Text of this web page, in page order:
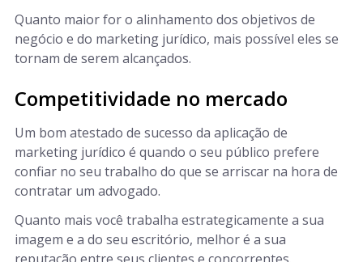
Quanto maior for o alinhamento dos objetivos de
negócio e do marketing jurídico, mais possível eles se
tornam de serem alcançados.
Competitividade no mercado
Um bom atestado de sucesso da aplicação de
marketing jurídico é quando o seu público prefere
confiar no seu trabalho do que se arriscar na hora de
contratar um advogado.
Quanto mais você trabalha estrategicamente a sua
imagem e a do seu escritório, melhor é a sua